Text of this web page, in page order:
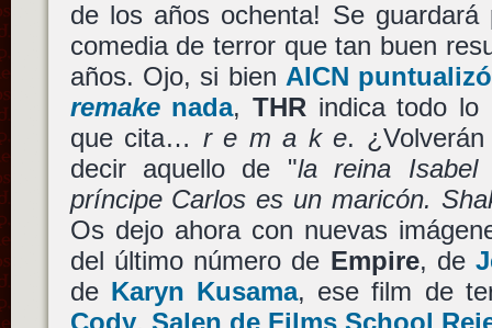
de los años ochenta! Se
comedia de terror que tan buen
años. Ojo, si bien AICN
remakenada, THR indica todo lo
que cita… r e m a k e.
decir aquello de "la reina Isabel
príncipe Carlos es un maricón.
Os dejo ahora con nuevas
del último número de Empire, de
de Karyn Kusama, ese film de
Cody. Salen de Films School